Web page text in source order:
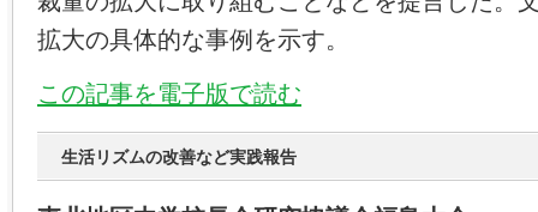
拡大の具体的な事例を示す。
この記事を電子版で読む
生活リズムの改善など実践報告